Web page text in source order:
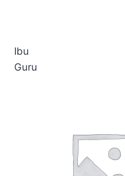
Ibu
Guru